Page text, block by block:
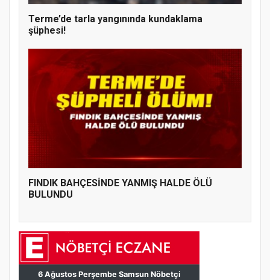
Terme’de tarla yangınında kundaklama
şüphesi!
FINDIK BAHÇESİNDE YANMIŞ HALDE ÖLÜ
BULUNDU